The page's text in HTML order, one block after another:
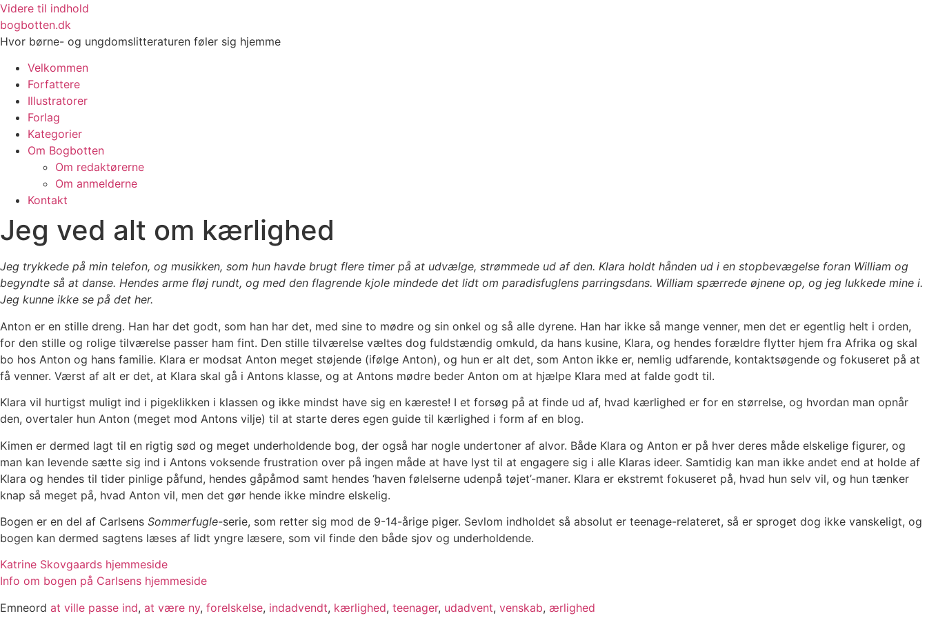
Videre til indhold
bogbotten.dk
Hvor børne- og ungdomslitteraturen føler sig hjemme
Velkommen
Forfattere
Illustratorer
Forlag
Kategorier
Om Bogbotten
Om redaktørerne
Om anmelderne
Kontakt
Jeg ved alt om kærlighed
Jeg trykkede på min telefon, og musikken, som hun havde brugt flere timer på at udvælge, strømmede ud af den. Klara holdt hånden ud i en stopbevægelse foran William og
begyndte så at danse. Hendes arme fløj rundt, og med den flagrende kjole mindede det lidt om paradisfuglens parringsdans. William spærrede øjnene op, og jeg lukkede mine i.
Jeg kunne ikke se på det her.
Anton er en stille dreng. Han har det godt, som han har det, med sine to mødre og sin onkel og så alle dyrene. Han har ikke så mange venner, men det er egentlig helt i orden,
for den stille og rolige tilværelse passer ham fint. Den stille tilværelse væltes dog fuldstændig omkuld, da hans kusine, Klara, og hendes forældre flytter hjem fra Afrika og skal
bo hos Anton og hans familie. Klara er modsat Anton meget støjende (ifølge Anton), og hun er alt det, som Anton ikke er, nemlig udfarende, kontaktsøgende og fokuseret på at
få venner. Værst af alt er det, at Klara skal gå i Antons klasse, og at Antons mødre beder Anton om at hjælpe Klara med at falde godt til.
Klara vil hurtigst muligt ind i pigeklikken i klassen og ikke mindst have sig en kæreste! I et forsøg på at finde ud af, hvad kærlighed er for en størrelse, og hvordan man opnår
den, overtaler hun Anton (meget mod Antons vilje) til at starte deres egen guide til kærlighed i form af en blog.
Kimen er dermed lagt til en rigtig sød og meget underholdende bog, der også har nogle undertoner af alvor. Både Klara og Anton er på hver deres måde elskelige figurer, og
man kan levende sætte sig ind i Antons voksende frustration over på ingen måde at have lyst til at engagere sig i alle Klaras ideer. Samtidig kan man ikke andet end at holde af
Klara og hendes til tider pinlige påfund, hendes gåpåmod samt hendes ‘haven følelserne udenpå tøjet’-maner. Klara er ekstremt fokuseret på, hvad hun selv vil, og hun tænker
knap så meget på, hvad Anton vil, men det gør hende ikke mindre elskelig.
Bogen er en del af Carlsens Sommerfugle-serie, som retter sig mod de 9-14-årige piger. Sevlom indholdet så absolut er teenage-relateret, så er sproget dog ikke vanskeligt, og
bogen kan dermed sagtens læses af lidt yngre læsere, som vil finde den både sjov og underholdende.
Katrine Skovgaards hjemmeside
Info om bogen på Carlsens hjemmeside
Emneord at ville passe ind, at være ny, forelskelse, indadvendt, kærlighed, teenager, udadvent, venskab, ærlighed